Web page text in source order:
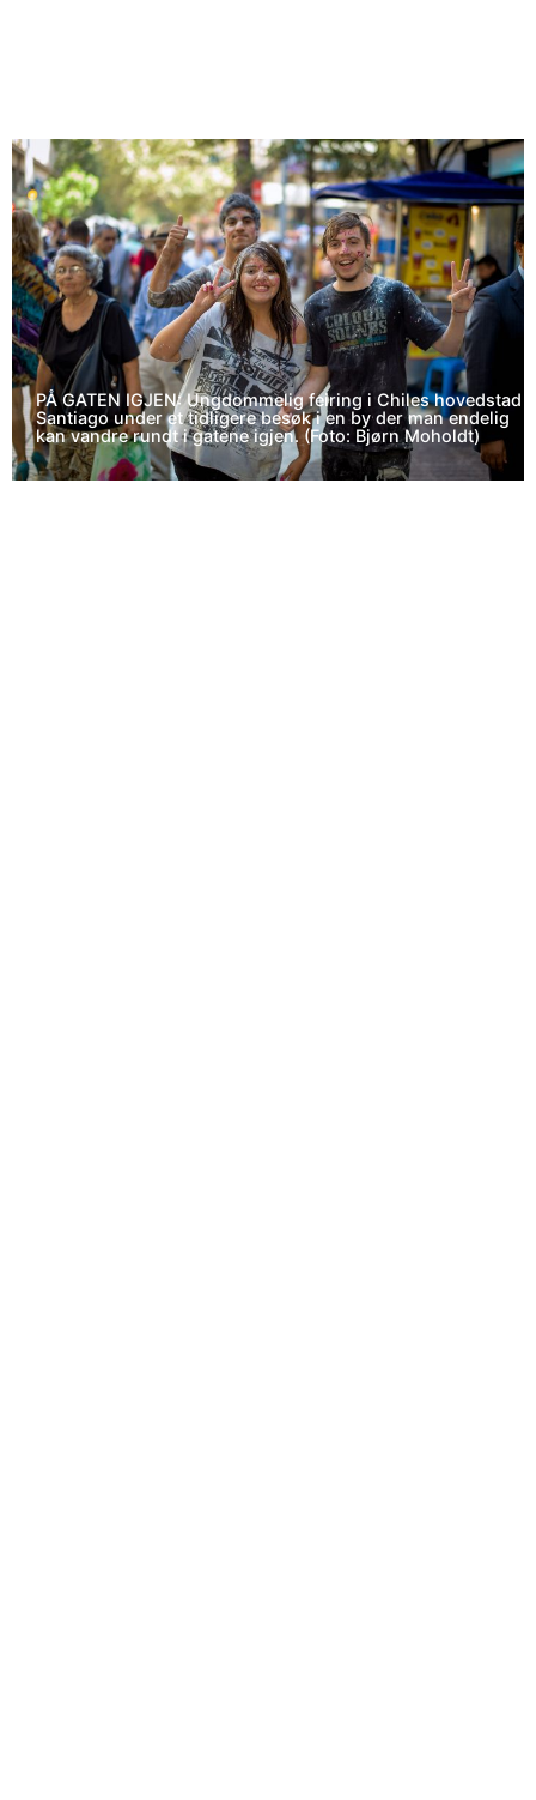
PÅ GATEN IGJEN: Ungdommelig feiring i Chiles hovedstad
Santiago under et tidligere besøk i en by der man endelig
kan vandre rundt i gatene igjen. (Foto: Bjørn Moholdt)